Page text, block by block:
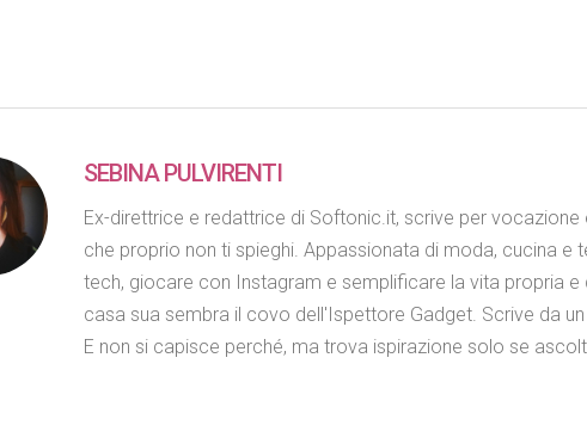
SEBINA PULVIRENTI
Ex-direttrice e redattrice di Softonic.it, scrive per
che proprio non ti spieghi. Appassionata di moda, cucina
tech, giocare con Instagram e semplificare la vita propria
casa sua sembra il covo dell'Ispettore Gadget. Scrive da
E non si capisce perché, ma trova ispirazione solo se